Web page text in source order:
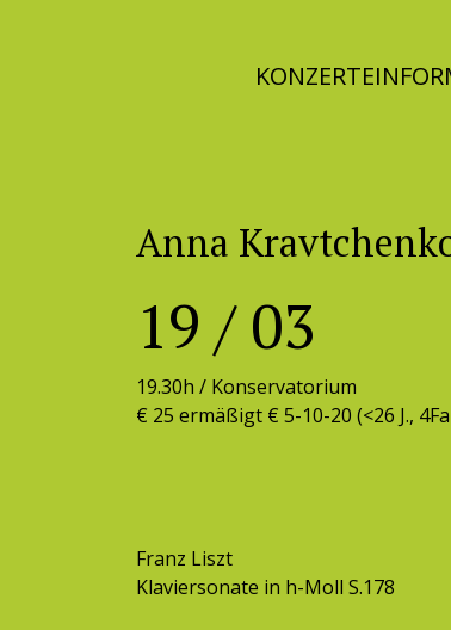
KONZERTE
Anna
19 / 03
19.30h / Konservatorium
€ 25 ermäßigt € 5-10-20 (<26 J.,
Franz Liszt
Klaviersonate in h-Moll S.178